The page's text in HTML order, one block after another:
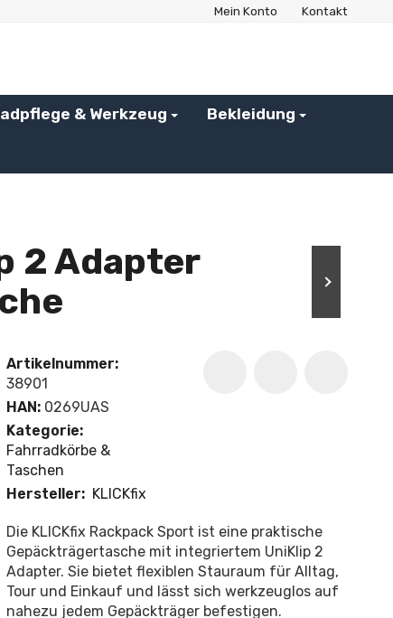
Mein Konto Kontakt
& Werkzeug Bekleidung
2 Adapter
Artikelnummer:
38901
HAN: 0269UAS
Kategorie:
Fahrradkörbe &
Taschen
Hersteller: KLICKfix
Die KLICKfix Rackpack Sport ist eine praktische
Gepäckträgertasche mit integriertem UniKlip 2
Adapter. Sie bietet flexiblen Stauraum für Alltag,
Tour und Einkauf und lässt sich werkzeuglos auf
nahezu jedem Gepäckträger befestigen.